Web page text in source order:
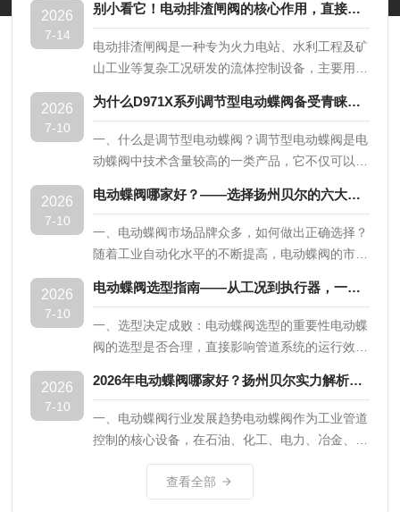
说明：一、准备阶段1.设备检查:在开始安装流程
之前，必须对电动阀门及其相关组件进行全面的检
查。这包括电动装置、阀门本体、连接件等，以确
质量的基础步骤。2.阅读说明书:仔细阅读制造商
提供的安装指南和操作手册，明确具体的安装标准
和流程。由于不同型号的电动阀门可能存在不同的
安装需求和注意事项，因此这一环节显得尤...
2026
7-14
别小看它！电动排渣闸阀的核心作用，直接决定排渣效率的“天花板”
电动排渣闸阀是一种专为火力电站、水利工程及矿
山工业等复杂工况研发的流体控制设备，主要用于
液两相流介质。其核心工作原理是通过多回转电动
装置驱动阀杆，带动闸板作垂直于流体方向的上下
运动，从而实现对高磨损介质的精准启闭与流量调
高强度的碳钢（WCB）材质，而最关键的闸板与
阀座密封面则采用耐磨陶瓷或耐磨合金制造。这种
特殊的硬密封结构极大地提升了阀门的耐磨损、耐
腐蚀及抗高温蠕变性能，使用寿命远超传统金...
2026
7-10
为什么D971X系列调节型电动蝶阀备受青睐？扬州贝尔为您深度解读
一、什么是调节型电动蝶阀？调节型电动蝶阀是电
动蝶阀中技术含量较高的一类产品，它不仅可以实
号对阀门的开度进行精确的比例调节，从而实现对
管道中介质流量、压力、温度等参数的连续控制。
与普通开关型电动蝶阀相比，调节型电动蝶阀的核
模块，可接收4~20mA模拟信号，并根据信号值精
确控制蝶板的旋转角度，实现开度与信号的线性对
应。这一特性使其在需要精确控制流量的场合具有
不可替代的优势。二、调节型电动蝶阀的...
2026
7-10
电动蝶阀哪家好？——选择扬州贝尔的六大理由
一、电动蝶阀市场品牌众多，如何做出正确选择？
随着工业自动化水平的不断提高，电动蝶阀的市场
择，如何甄别出真正具备技术实力、产品品质和服
务保障的优质供应商，成为采购决策的关键。扬州
贝尔阀门控制有限公司凭借多年的行业深耕和扎实
扬州贝尔的六大理由。二、理由一：完整的产品矩
阵，一站式采购扬州贝尔阀门控制有限公司业务涵
盖电动阀门、执行器及控制系统的全链条设计、生
产与服务。产品线覆盖多回转、部分回转、直...
2026
7-10
电动蝶阀选型指南——从工况到执行器，一篇读懂关键参数
一、选型决定成败：电动蝶阀选型的重要性电动蝶
阀的选型是否合理，直接影响管道系统的运行效
费，选型过小则可能导致阀门无法正常工作甚至损
坏。因此，在采购电动蝶阀之前，系统掌握选型的
关键参数和方法至关重要。扬州贝尔阀门控制有限
选型的核心要点。二、电动蝶阀工作原理简述电动
蝶阀通过电动执行器驱动蝶板在阀体内做90°旋
2026
7-10
2026年电动蝶阀哪家好？扬州贝尔实力解析与采购指南
一、电动蝶阀行业发展趋势电动蝶阀作为工业管道
控制的核心设备，在石油、化工、电力、冶金、给
排水等领域应用日益广泛。随着工业自动化水平的
不断提升，电动蝶阀行业正经历深刻变革：一是智
能化渗透率持续提升，智能调节型、一体化电动蝶
查看全部